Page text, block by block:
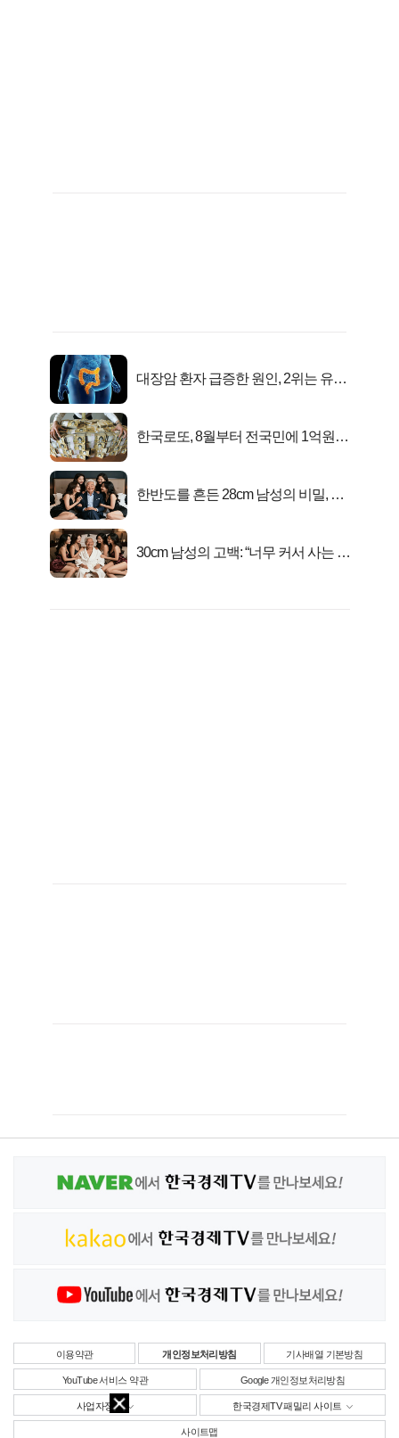
대장암 환자 급증한 원인, 2위는 유산
한국로또, 8월부터 전국민에 1억원씩
한반도를 흔든 28cm 남성의 비밀, 매
30cm 남성의 고백: “너무 커서 사는 게
이용약관 개인정보처리방침 기사배열 기본방침
YouTube 서비스 약관 Google 개인정보처리방침
사업자정보 한국경제TV 패밀리 사이트
사이트맵